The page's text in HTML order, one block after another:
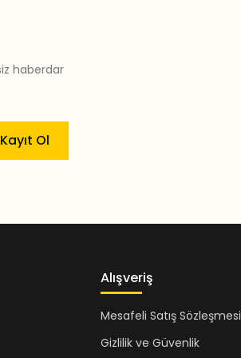
haberdar
Kayıt Ol
Alışveriş
Mesafeli Satış Sözleşmesi
Gizlilik ve Güvenlik